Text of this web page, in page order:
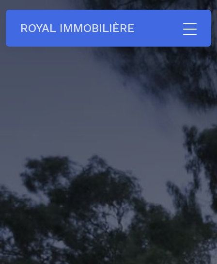
ROYAL IMMOBILIÈRE